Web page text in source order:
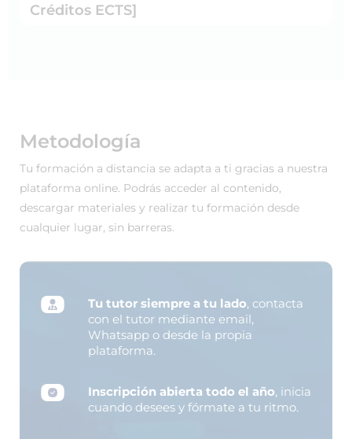
Créditos ECTS]
Metodología
Tu formación a distancia se adapta a ti gracias a nuestra
plataforma online. Podrás acceder al contenido,
descargar materiales y realizar tu formación desde
cualquier lugar, sin barreras.
Tu tutor siempre a tu lado, contacta
con el tutor mediante email,
Whatsapp o desde la propia
plataforma.
Inscripción abierta todo el año, inicia
cuando desees y fórmate a tu ritmo.